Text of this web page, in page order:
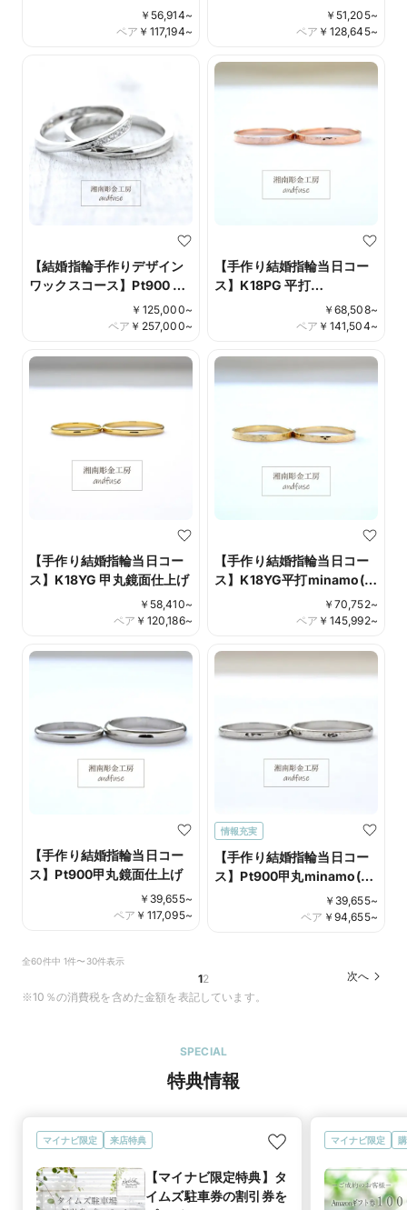
￥ 56,914~
￥ 117,194~
ペア
ダイアモンド彫り留め
￥ 51,205~
￥ 128,645~
ペア
【結婚指輪手作りデザイン
ワックスコース】Pt900 鏡
面仕上げ ダイアモンド彫り
留め Design No.010
￥ 125,000~
￥ 257,000~
ペア
【手作り結婚指輪当日コー
ス】K18PG 平打
minamo(みなも）＊当工房
オリジナル仕上げ
￥ 68,508~
￥ 141,504~
ペア
【手作り結婚指輪当日コー
ス】K18YG 甲丸鏡面仕上げ
￥ 58,410~
￥ 120,186~
ペア
【手作り結婚指輪当日コー
ス】K18YG平打minamo(み
なも）仕上げ＊当工房オリ
￥ 70,752~
￥ 145,992~
ペア
【手作り結婚指輪当日コー
ス】Pt900甲丸鏡面仕上げ
￥ 39,655~
￥ 117,095~
ペア
情報充実
【手作り結婚指輪当日コー
ス】Pt900甲丸minamo(み
なも）仕上げ＊当工房オリ
￥ 39,655~
￥ 94,655~
ペア
全60件中 1件〜30件表示
12
次へ
※10％の消費税を含めた金額を表記しています。
SPECIAL
特典情報
マイナビ限定 来店特典
【マイナビ限定特典】タ
イムズ駐車券の割引券を
マイナビ限定